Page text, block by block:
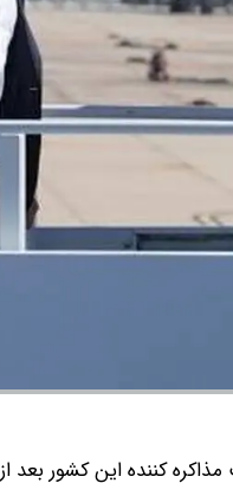
کننده این کشور بعد از